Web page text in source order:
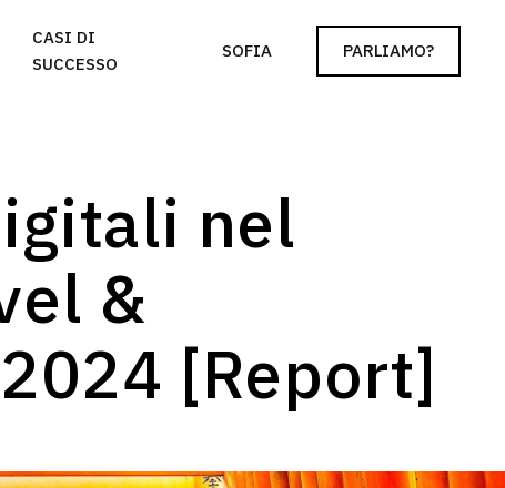
CASI DI
SUCCESSO
SOFIA PARLIAMO?
nel
&
[Report]
Please see our privacy policy for details and